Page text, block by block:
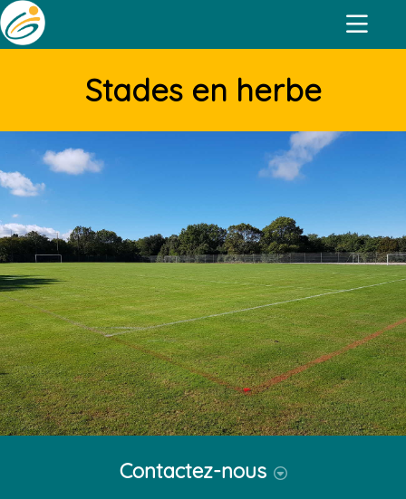
Stades en herbe
Contactez-nous